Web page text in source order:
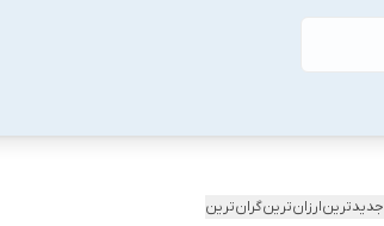
جدیدترینارزان‌ترینگران‌ترین